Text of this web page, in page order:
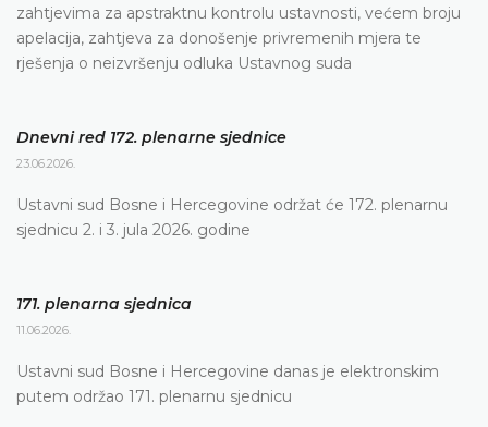
zahtjevima za apstraktnu kontrolu ustavnosti, većem broju
apelacija, zahtjeva za donošenje privremenih mjera te
rješenja o neizvršenju odluka Ustavnog suda
Dnevni red 172. plenarne sjednice
23.06.2026.
Ustavni sud Bosne i Hercegovine održat će 172. plenarnu
sjednicu 2. i 3. jula 2026. godine
171. plenarna sjednica
11.06.2026.
Ustavni sud Bosne i Hercegovine danas je elektronskim
putem održao 171. plenarnu sjednicu